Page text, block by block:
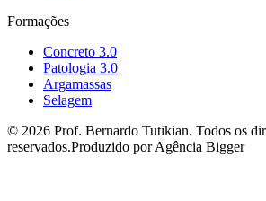
Formações
Concreto 3.0
Patologia 3.0
Argamassas
Selagem
© 2026 Prof. Bernardo Tutikian. Todos os
reservados.Produzido por Agência Bigger